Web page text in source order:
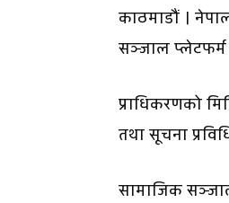
काठमाडौं ।
सञ्जाल
प्राधिकरणको
तथा सूचना
सामाजिक